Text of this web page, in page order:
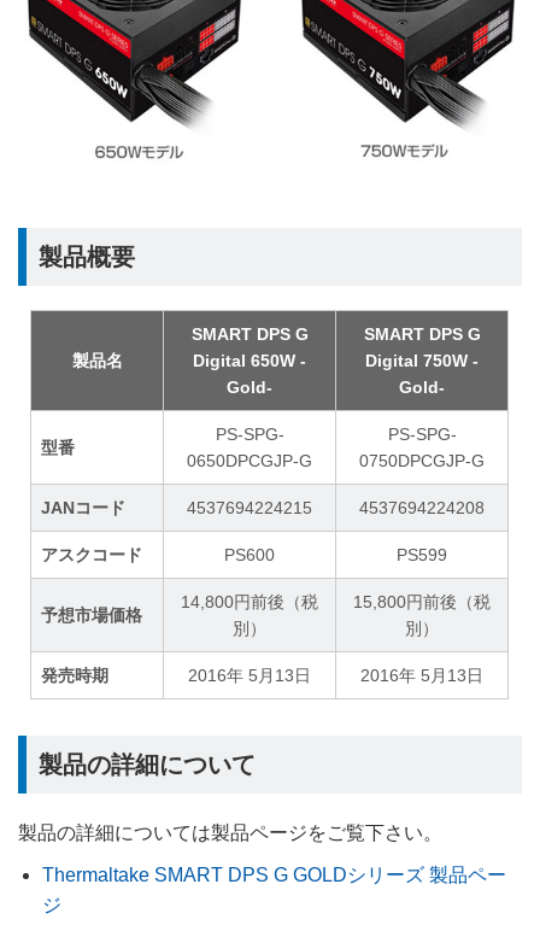
製品概要
製品名
SMART DPS G
Digital 650W -
Gold-
SMART DPS G
Digital 750W -
Gold-
型番
PS-SPG-
0650DPCGJP-G
PS-SPG-
0750DPCGJP-G
JANコード 4537694224215 4537694224208
アスクコード PS600 PS599
予想市場価格
14,800円前後（税
別）
15,800円前後（税
別）
発売時期 2016年 5月13日 2016年 5月13日
製品の詳細について
製品の詳細については製品ページをご覧下さい。
Thermaltake SMART DPS G GOLDシリーズ 製品ペー
ジ